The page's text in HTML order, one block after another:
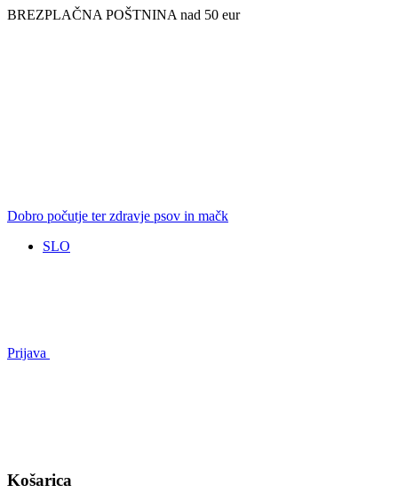
BREZPLAČNA POŠTNINA nad 50 eur
Dobro počutje ter zdravje psov in mačk
SLO
Prijava
Košarica